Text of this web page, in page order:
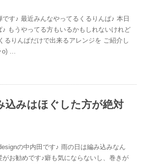
す♪ 最近みんなやってるくるりんぱ♪ 本日
♪ もうやってる方もいるかもしれないけれど
るりんぱだけで出来るアレンジを ご紹介し
…
込みはほぐした方が絶対
の中内田です♪ 雨の日は編み込みなん
お勧めです♪癖も気にならないし、巻きが